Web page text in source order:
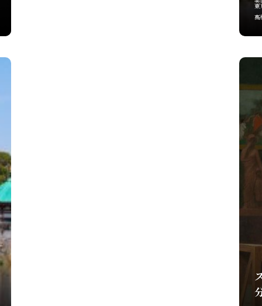
東
高